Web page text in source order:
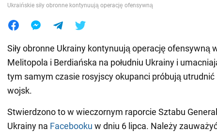
Ukraińskie siły obronne kontynuują operację ofensywną
Siły obronne Ukrainy kontynuują operację ofensywną
Melitopola i Berdiańska na południu Ukrainy i
tym samym czasie rosyjscy okupanci próbują
wojsk.
Stwierdzono to w wieczornym raporcie Sztabu
Ukrainy na Facebooku w dniu 6 lipca. Należy